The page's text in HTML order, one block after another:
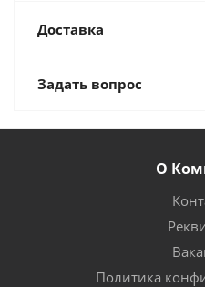
Доставка
Задать вопрос
О
Политика